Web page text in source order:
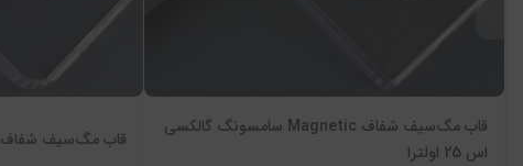
قاب مگ‌سیف شفاف Magnetic سامسونگ گالکسی
اس 25 اولترا
قاب مگ‌سیف شفاف Magnetic آیفون 16 پرو مکس